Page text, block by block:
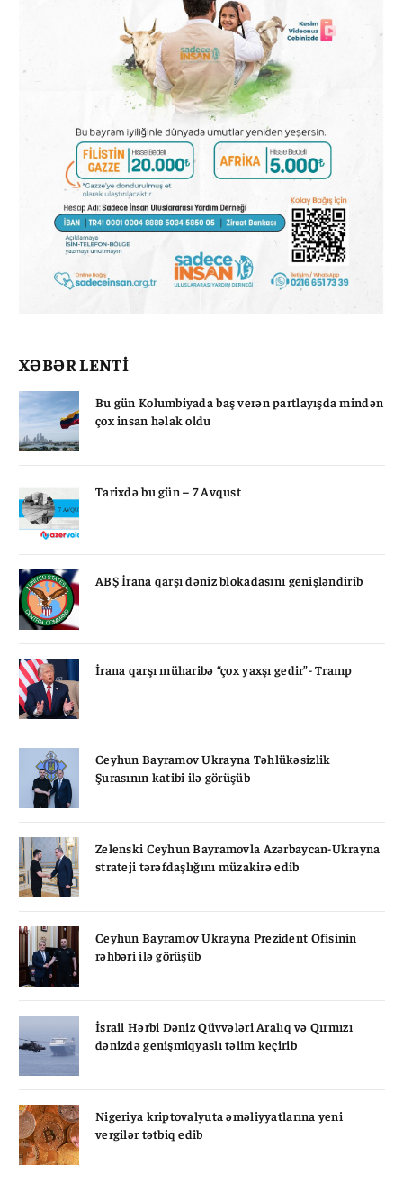
XƏBƏR LENTİ
Bu gün Kolumbiyada baş verən partlayışda mindən
çox insan həlak oldu
Tarixdə bu gün – 7 Avqust
ABŞ İrana qarşı dəniz blokadasını genişləndirib
İrana qarşı müharibə “çox yaxşı gedir”- Tramp
Ceyhun Bayramov Ukrayna Təhlükəsizlik
Şurasının katibi ilə görüşüb
Zelenski Ceyhun Bayramovla Azərbaycan-Ukrayna
strateji tərəfdaşlığını müzakirə edib
Ceyhun Bayramov Ukrayna Prezident Ofisinin
rəhbəri ilə görüşüb
İsrail Hərbi Dəniz Qüvvələri Aralıq və Qırmızı
dənizdə genişmiqyaslı təlim keçirib
Nigeriya kriptovalyuta əməliyyatlarına yeni
vergilər tətbiq edib